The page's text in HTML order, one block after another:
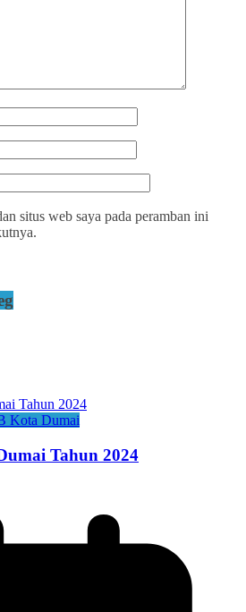
situs web saya pada peramban ini
Kota Dumai
Tahun 2024